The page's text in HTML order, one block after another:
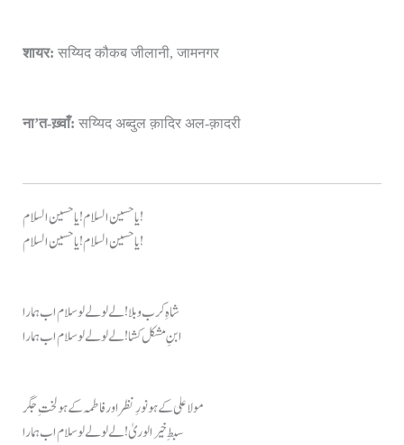
शायर: सय्यिद कौकब जीलानी, जामनगर
ना’त-ख़्वाँ: सय्यिद अब्दुल क़ादिर अल-क़ादरी
یا حسین السلام! یا حسین السلام!
یا حسین السلام! یا حسین السلام!
شاہِ کرب و بلا! لے لو لے لو سلام اب ہمارا
ابنِ مشکل کشا! لے لو لے لو سلام اب ہمارا
مولا علی کے ہو نورِ نظر اور فاطمہ کے ہو لختِ جگر
سبطِ خیر الوریٰ! لے لو لے لو سلام اب ہمارا